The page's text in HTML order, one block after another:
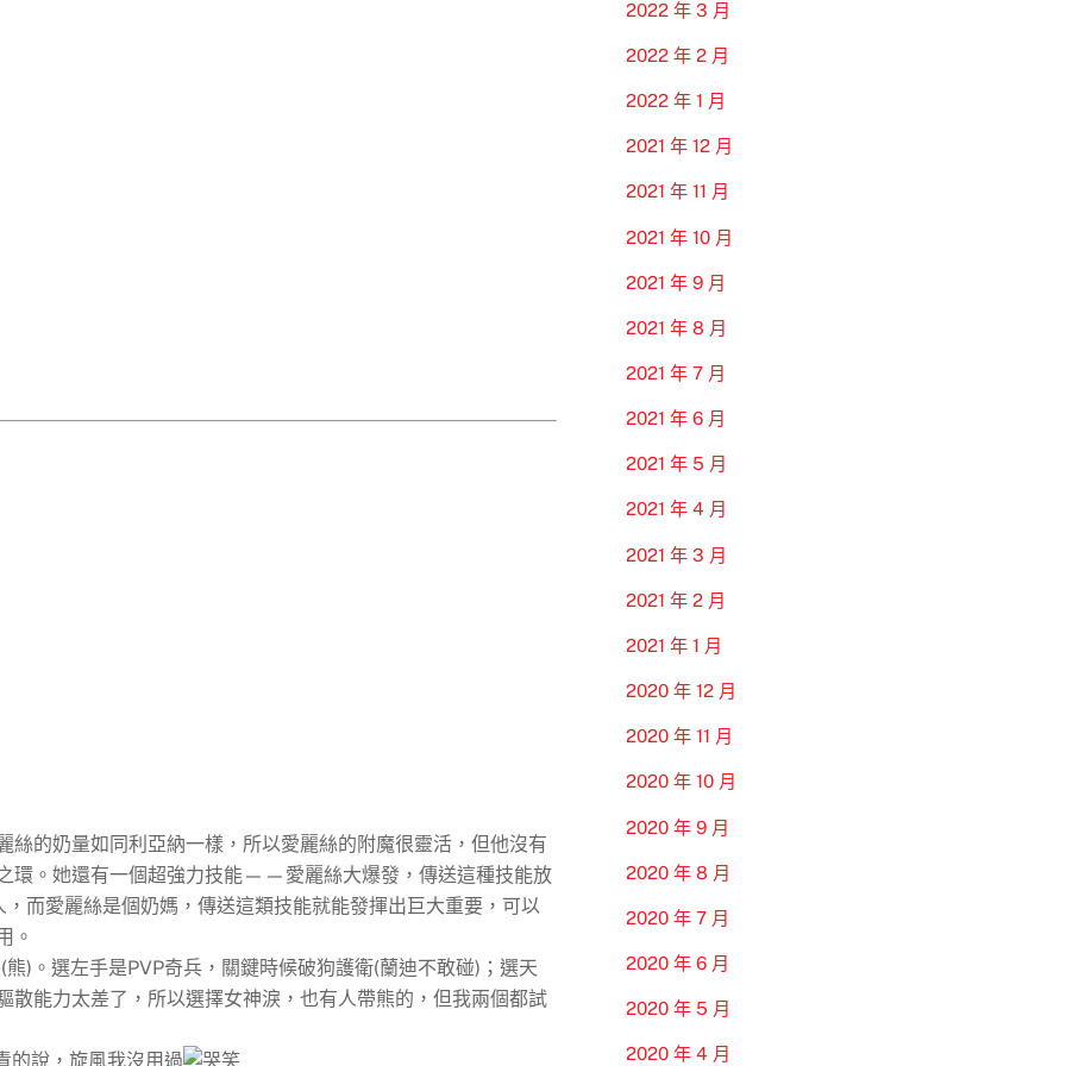
的奶量如同利亞納一樣，所以愛麗絲的附魔很靈活，但他沒有
環。她還有一個超強力技能——愛麗絲大爆發，傳送這種技能放
而愛麗絲是個奶媽，傳送這類技能就能發揮出巨大重要，可以
。
)。選左手是PVP奇兵，關鍵時候破狗護衛(蘭迪不敢碰)；選天
能力太差了，所以選擇女神淚，也有人帶熊的，但我兩個都試
的說，旋風我沒用過
2022 年 3 月
2022 年 2 月
2022 年 1 月
2021 年 12 月
2021 年 11 月
2021 年 10 月
2021 年 9 月
2021 年 8 月
2021 年 7 月
2021 年 6 月
2021 年 5 月
2021 年 4 月
2021 年 3 月
2021 年 2 月
2021 年 1 月
2020 年 12 月
2020 年 11 月
2020 年 10 月
2020 年 9 月
2020 年 8 月
2020 年 7 月
2020 年 6 月
2020 年 5 月
2020 年 4 月